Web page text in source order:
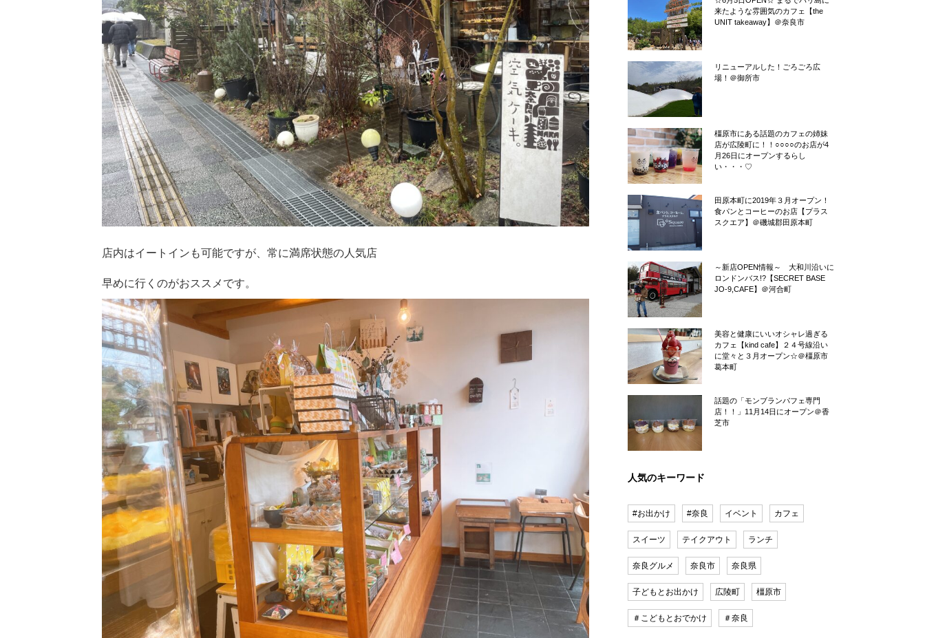
店内はイートインも可能ですが、常に満席状態の人気店
早めに行くのがおススメです。
来たような雰囲気のカフェ【the
UNIT takeaway】＠奈良市
リニューアルした！ごろごろ広
場！＠御所市
橿原市にある話題のカフェの姉妹
店が広陵町に！！○○○○のお店が4
月26日にオープンするらし
い・・・♡
田原本町に2019年３月オープン！
食パンとコーヒーのお店【プラス
スクエア】＠磯城郡田原本町
～新店OPEN情報～ 大和川沿いに
ロンドンバス!?【SECRET BASE
JO-9,CAFE】＠河合町
美容と健康にいいオシャレ過ぎる
カフェ【kind cafe】２４号線沿い
に堂々と３月オープン☆＠橿原市
葛本町
話題の「モンブランパフェ専門
店！！」11月14日にオープン＠香
芝市
人気のキーワード
#お出かけ #奈良 イベント カフェ
スイーツ テイクアウト ランチ
奈良グルメ 奈良市 奈良県
子どもとお出かけ 広陵町 橿原市
＃こどもとおでかけ ＃奈良